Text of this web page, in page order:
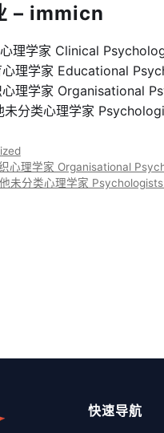
– immicn
理学家 Clinical
心理学家 Educational
心理学家 Organisational
未分类心理学家
心理学家 Organisational
未分类心理学家
快速导航